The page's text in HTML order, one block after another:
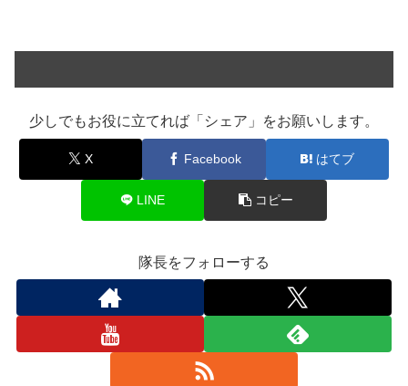
少しでもお役に立てれば「シェア」をお願いします。
X Facebook はてブ
LINE コピー
隊長をフォローする